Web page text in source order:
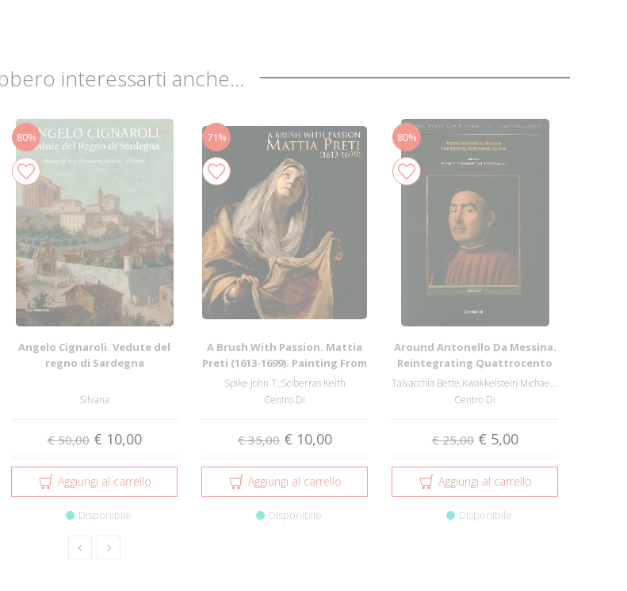
interessarti anche...
80%
Angelo Cignaroli. Vedute del
regno di Sardegna
Silvana
€ 50,00 € 10,00
Aggiungi al carrello
Disponibile
71%
A Brush With Passion. Mattia
Preti (1613-1699). Painting From
Nor...
Spike John T.;Sciberras Keith
Centro Di
€ 35,00 € 10,00
Aggiungi al carrello
Disponibile
80%
Around Antonello Da Messina.
Reintegrating Quattrocento
Culture.
Talvacchia Bette;Kwakkelstein Michael W.
Centro Di
€ 25,00 € 5,00
Aggiungi al carrello
Disponibile